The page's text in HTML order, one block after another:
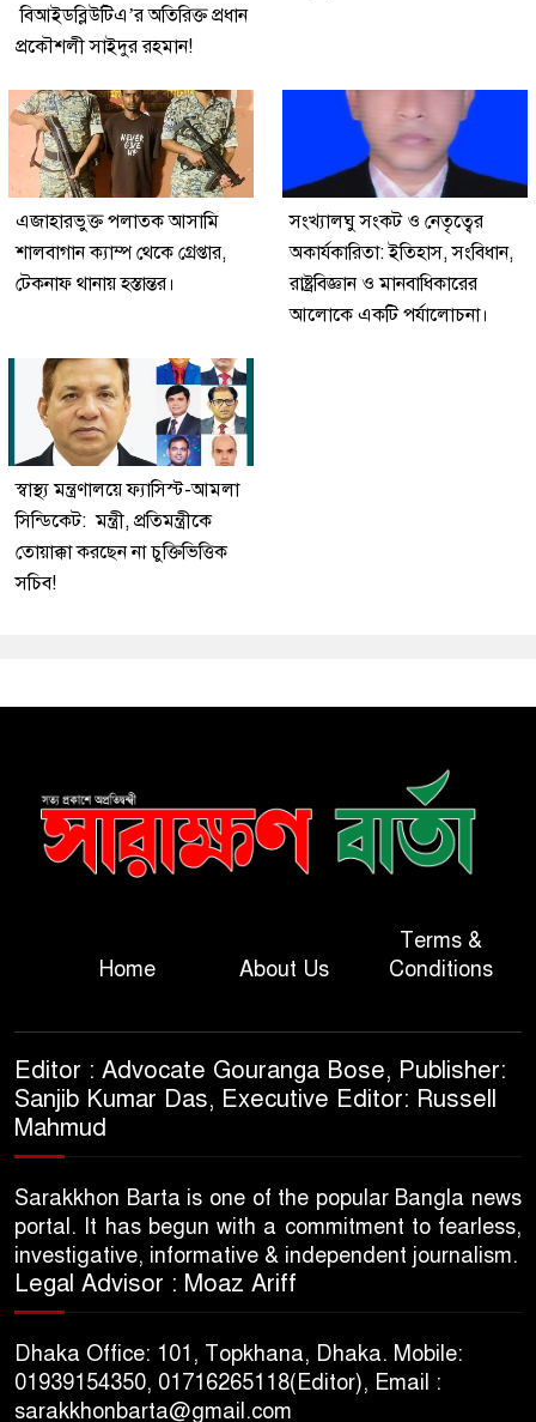
বিআইডব্লিউটিএ’র অতিরিক্ত প্রধান
প্রকৌশলী সাইদুর রহমান!
এজাহারভুক্ত পলাতক আসামি
শালবাগান ক্যাম্প থেকে গ্রেপ্তার,
টেকনাফ থানায় হস্তান্তর।
সংখ্যালঘু সংকট ও নেতৃত্বের
অকার্যকারিতা: ইতিহাস, সংবিধান,
রাষ্ট্রবিজ্ঞান ও মানবাধিকারের
আলোকে একটি পর্যালোচনা।
স্বাস্থ্য মন্ত্রণালয়ে ফ্যাসিস্ট-আমলা
সিন্ডিকেট: মন্ত্রী, প্রতিমন্ত্রীকে
তোয়াক্কা করছেন না চুক্তিভিত্তিক
সচিব!
Home About Us
Terms &
Conditions
Editor : Advocate Gouranga Bose, Publisher:
Sanjib Kumar Das, Executive Editor: Russell
Mahmud
Sarakkhon Barta is one of the popular Bangla news
portal. It has begun with a commitment to fearless,
investigative, informative & independent journalism.
Legal Advisor : Moaz Ariff
Dhaka Office: 101, Topkhana, Dhaka. Mobile:
01939154350, 01716265118(Editor), Email :
sarakkhonbarta@gmail.com